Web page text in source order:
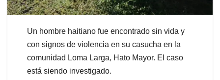
Un hombre haitiano fue encontrado sin vida y
con signos de violencia en su casucha en la
comunidad Loma Larga, Hato Mayor. El caso
está siendo investigado.